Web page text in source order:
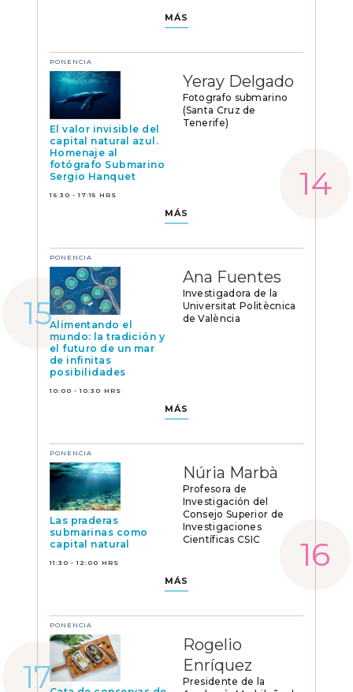
MÁS
PONENCIA
El valor invisible del
capital natural azul.
Homenaje al
fotógrafo Submarino
Sergio Hanquet
16:30 - 17:15 HRS
Yeray Delgado
Fotografo submarino
(Santa Cruz de
Tenerife)
MÁS
PONENCIA
Alimentando el
mundo: la tradición y
el futuro de un mar
de infinitas
posibilidades
10:00 - 10:30 HRS
Ana Fuentes
Investigadora de la
Universitat Politècnica
de València
MÁS
PONENCIA
Las praderas
submarinas como
capital natural
11:30 - 12:00 HRS
Núria Marbà
Profesora de
Investigación del
Consejo Superior de
Investigaciones
Científicas CSIC
MÁS
PONENCIA
Rogelio
Enríquez
Presidente de la